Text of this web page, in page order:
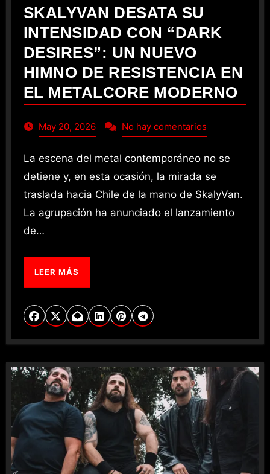
SKALYVAN DESATA SU
INTENSIDAD CON “DARK
DESIRES”: UN NUEVO
HIMNO DE RESISTENCIA EN
EL METALCORE MODERNO
May 20, 2026 No hay comentarios
La escena del metal contemporáneo no se
detiene y, en esta ocasión, la mirada se
traslada hacia Chile de la mano de SkalyVan.
La agrupación ha anunciado el lanzamiento
de…
LEER MÁS